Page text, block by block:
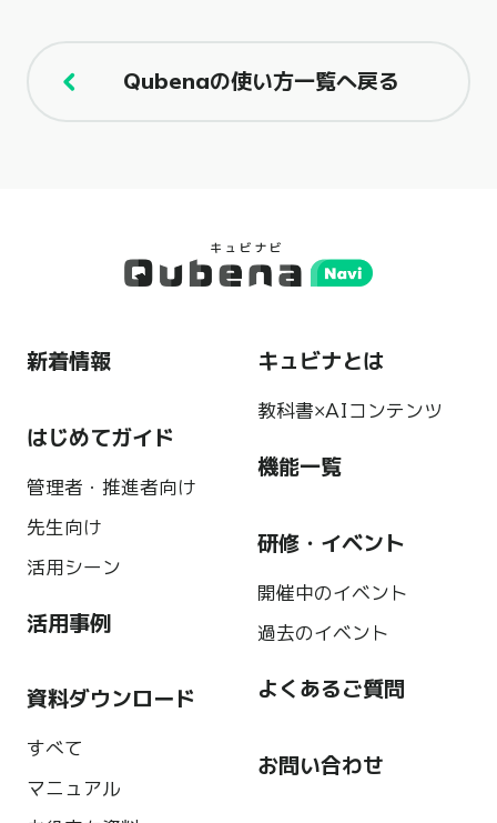
Qubenaの使い方一覧へ戻る
新着情報
はじめてガイド
管理者・推進者向け
先生向け
活用シーン
活用事例
資料ダウンロード
すべて
マニュアル
キュビナとは
教科書×AIコンテンツ
機能一覧
研修・イベント
開催中のイベント
過去のイベント
よくあるご質問
お問い合わせ